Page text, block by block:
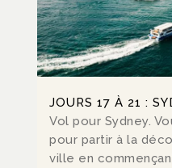
JOURS 17 À 21 :
Vol pour Sydney.
pour partir à la
ville en